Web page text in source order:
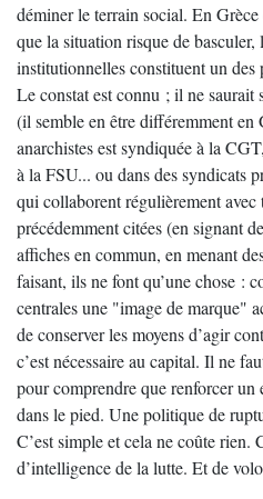
déminer le terrain social. En
que la situation risque de basculer,
institutionnelles constituent un
Le constat est connu ; il ne saurait
(il semble en être différemment en
anarchistes est syndiquée à la
à la FSU... ou dans des syndicats
qui collaborent régulièrement avec
précédemment citées (en signant
affiches en commun, en menant
faisant, ils ne font qu’une chose :
centrales une "image de marque"
de conserver les moyens d’agir
c’est nécessaire au capital. Il ne
pour comprendre que renforcer un
dans le pied. Une politique de
C’est simple et cela ne coûte rien.
d’intelligence de la lutte. Et de